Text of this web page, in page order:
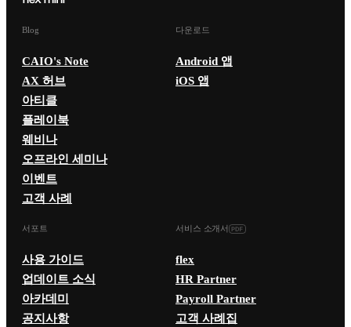
Blog
CAIO's Note
AX 허브
아티클
플레이북
웨비나
오프라인 세미나
이벤트
고객 사례
다운로드
Android 앱
iOS 앱
서포트
사용 가이드
업데이트 소식
아카데미
공지사항
서비스 소개서
flex
HR Partner
Payroll Partner
고객 사례집